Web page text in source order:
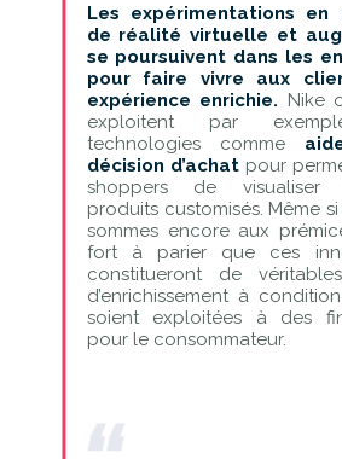
Les expérimentations en
de réalité virtuelle et
se poursuivent dans les
pour faire vivre aux
expérience enrichie. Nike
exploitent par
technologies comme
décision d’achatpour
shoppers de visualiser
produits customisés. Même
sommes encore aux
fort à parier que ces
constitueront de
d’enrichissement à
soient exploitées à des
pour le consommateur.